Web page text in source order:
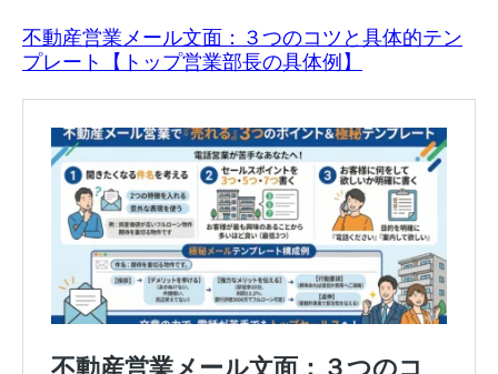
不動産営業メール文面：３つのコツと具体的テン
プレート【トップ営業部長の具体例】